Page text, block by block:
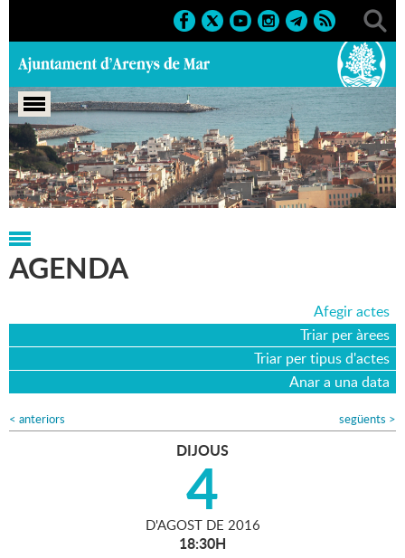
Portada > Agenda > 04-08-2016
AGENDA
Afegir actes
Triar per àrees
Triar per tipus d'actes
Anar a una data
< anteriors següents >
DIJOUS
4
D'AGOST DE 2016
18:30H